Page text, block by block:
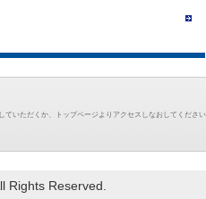
いただくか、トップページよりアクセスしなおしてくださ
Rights Reserved.